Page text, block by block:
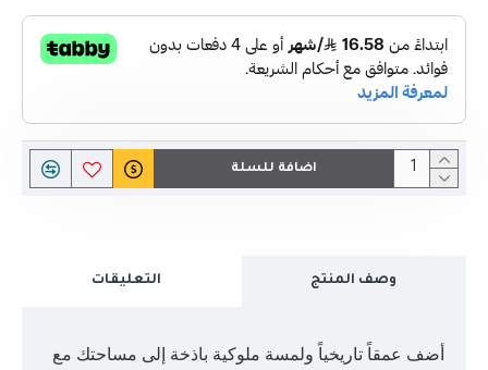
اضافة للسلة
وصف المنتج التعليقات
أضف عمقاً تاريخياً ولمسة ملوكية باذخة إلى مساحتك مع